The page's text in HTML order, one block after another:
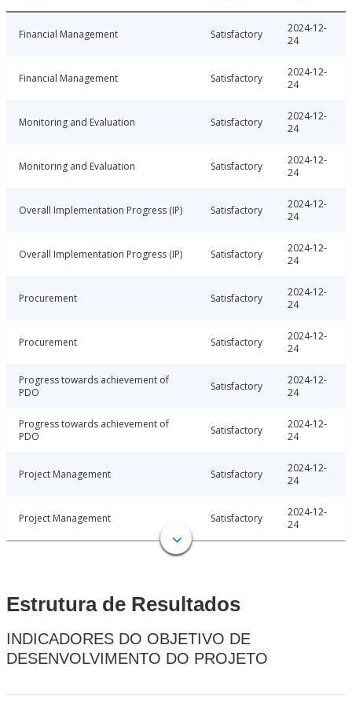
Financial Management Satisfactory
2024-12-
24
Financial Management Satisfactory
2024-12-
24
Monitoring and Evaluation Satisfactory
2024-12-
24
Monitoring and Evaluation Satisfactory
2024-12-
24
Overall Implementation Progress (IP) Satisfactory
2024-12-
24
Overall Implementation Progress (IP) Satisfactory
2024-12-
24
Procurement Satisfactory
2024-12-
24
Procurement Satisfactory
2024-12-
24
Progress towards achievement of
PDO
Satisfactory
2024-12-
24
Progress towards achievement of
PDO
Satisfactory
2024-12-
24
Project Management Satisfactory
2024-12-
24
Project Management Satisfactory
2024-12-
24
Estrutura de Resultados
INDICADORES DO OBJETIVO DE
DESENVOLVIMENTO DO PROJETO